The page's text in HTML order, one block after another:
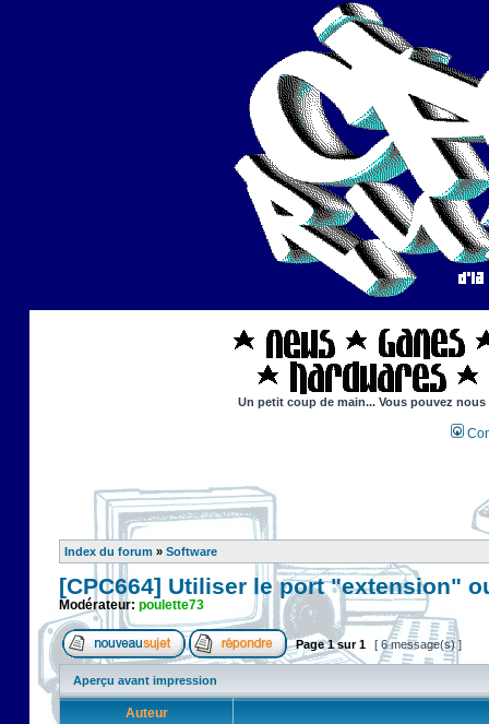
Un petit coup de main... Vous pouvez
Index du forum » Software
[CPC664] Utiliser le port "extension"
Modérateur: poulette73
Page1sur1 [ 6 message(s) ]
Aperçu avant impression
Auteur